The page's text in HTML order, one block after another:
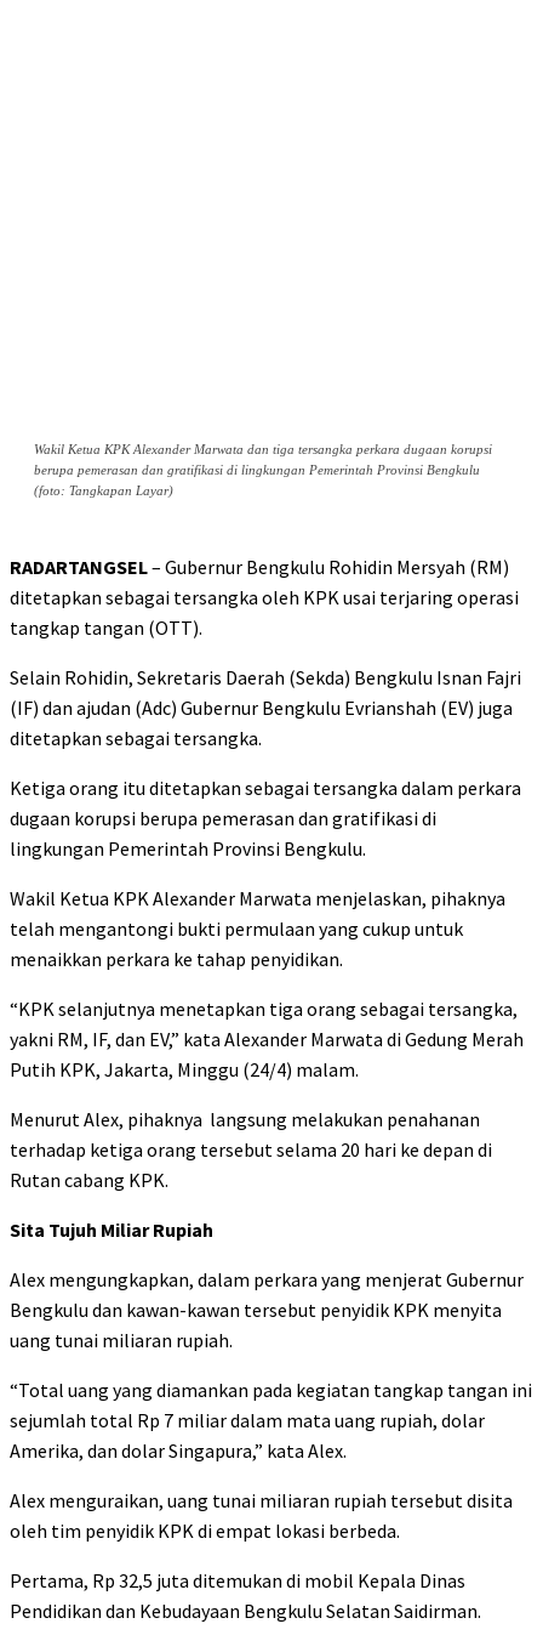
Wakil Ketua KPK Alexander Marwata dan tiga tersangka perkara dugaan korupsi
berupa pemerasan dan gratifikasi di lingkungan Pemerintah Provinsi Bengkulu
(foto: Tangkapan Layar)
RADARTANGSEL– Gubernur Bengkulu Rohidin Mersyah (RM)
ditetapkan sebagai tersangka oleh KPK usai terjaring operasi
tangkap tangan (OTT).
Selain Rohidin, Sekretaris Daerah (Sekda) Bengkulu Isnan Fajri
(IF) dan ajudan (Adc) Gubernur Bengkulu Evrianshah (EV) juga
ditetapkan sebagai tersangka.
Ketiga orang itu ditetapkan sebagai tersangka dalam perkara
dugaan korupsi berupa pemerasan dan gratifikasi di
lingkungan Pemerintah Provinsi Bengkulu.
Wakil Ketua KPK Alexander Marwata menjelaskan, pihaknya
telah mengantongi bukti permulaan yang cukup untuk
menaikkan perkara ke tahap penyidikan.
“KPK selanjutnya menetapkan tiga orang sebagai tersangka,
yakni RM, IF, dan EV,” kata Alexander Marwata di Gedung Merah
Putih KPK, Jakarta, Minggu (24/4) malam.
Menurut Alex, pihaknya langsung melakukan penahanan
terhadap ketiga orang tersebut selama 20 hari ke depan di
Rutan cabang KPK.
Sita Tujuh Miliar Rupiah
Alex mengungkapkan, dalam perkara yang menjerat Gubernur
Bengkulu dan kawan-kawan tersebut penyidik KPK menyita
uang tunai miliaran rupiah.
“Total uang yang diamankan pada kegiatan tangkap tangan ini
sejumlah total Rp 7 miliar dalam mata uang rupiah, dolar
Amerika, dan dolar Singapura,” kata Alex.
Alex menguraikan, uang tunai miliaran rupiah tersebut disita
oleh tim penyidik KPK di empat lokasi berbeda.
Pertama, Rp 32,5 juta ditemukan di mobil Kepala Dinas
Pendidikan dan Kebudayaan Bengkulu Selatan Saidirman.